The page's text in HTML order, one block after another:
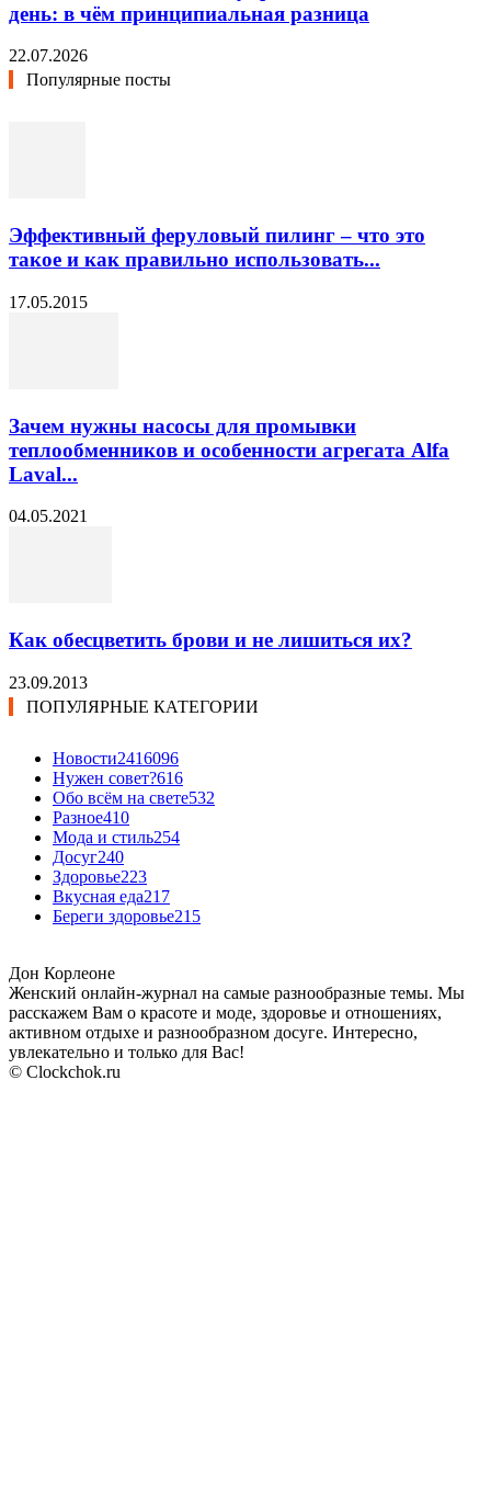
день: в чём принципиальная разница
22.07.2026
Популярные посты
Эффективный феруловый пилинг – что это
такое и как правильно использовать...
17.05.2015
Зачем нужны насосы для промывки
теплообменников и особенности агрегата Alfa
Laval...
04.05.2021
Как обесцветить брови и не лишиться их?
23.09.2013
ПОПУЛЯРНЫЕ КАТЕГОРИИ
Новости2416096
Нужен совет?616
Обо всём на свете532
Разное410
Мода и стиль254
Досуг240
Здоровье223
Вкусная еда217
Береги здоровье215
Дон Корлеоне
Женский онлайн-журнал на самые разнообразные темы. Мы
расскажем Вам о красоте и моде, здоровье и отношениях,
активном отдыхе и разнообразном досуге. Интересно,
увлекательно и только для Вас!
© Clockchok.ru